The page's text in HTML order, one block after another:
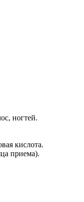
ногтей.
кислота.
приема).